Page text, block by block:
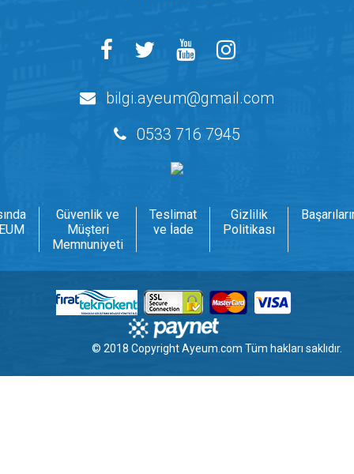
bilgi.ayeum@gmail.com
0533 716 7945
Güvenlik ve
Müşteri
Memnuniyeti
Teslimat
ve İade
Gizlilik
Politikası
© 2018 CopyrightAyeum.com Tüm hakları saklıdır.